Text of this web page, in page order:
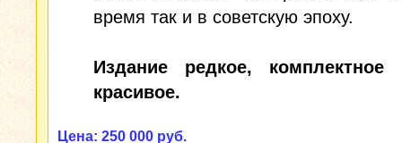
время так и в советскую эпоху.
Издание редкое,
красивое.
Цена: 250 000 руб.